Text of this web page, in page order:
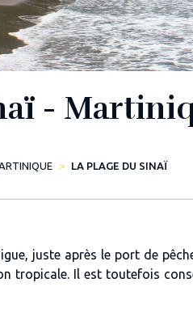
-
LA PLAGE DU SINAÏ
juste après le port de
tropicale. Il est toutefois